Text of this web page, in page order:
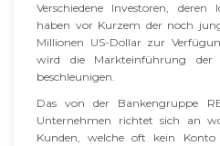
Verschiedene Investoren,
haben vor Kurzem der noch
Millionen US-Dollar zur
wird die Markteinführung der
beschleunigen.
Das von der Bankengruppe
Unternehmen richtet sich an
Kunden, welche oft kein Konto